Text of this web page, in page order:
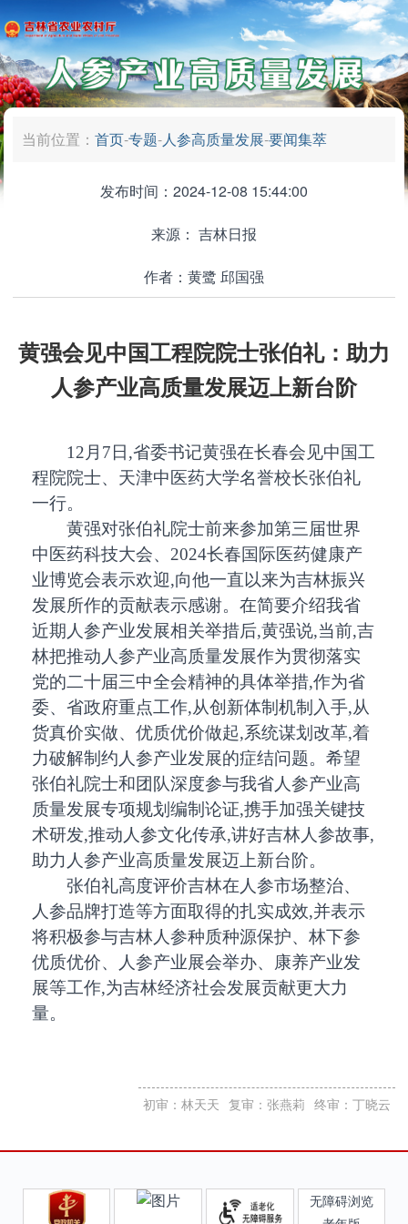
当前位置：首页-专题-人参高质量发展-要闻集萃
发布时间：2024-12-08 15:44:00
来源： 吉林日报
作者：黄鹭 邱国强
黄强会见中国工程院院士张伯礼：助力
人参产业高质量发展迈上新台阶
12月7日,省委书记黄强在长春会见中国工
程院院士、天津中医药大学名誉校长张伯礼
一行。
黄强对张伯礼院士前来参加第三届世界
中医药科技大会、2024长春国际医药健康产
业博览会表示欢迎,向他一直以来为吉林振兴
发展所作的贡献表示感谢。在简要介绍我省
近期人参产业发展相关举措后,黄强说,当前,吉
林把推动人参产业高质量发展作为贯彻落实
党的二十届三中全会精神的具体举措,作为省
委、省政府重点工作,从创新体制机制入手,从
货真价实做、优质优价做起,系统谋划改革,着
力破解制约人参产业发展的症结问题。希望
张伯礼院士和团队深度参与我省人参产业高
质量发展专项规划编制论证,携手加强关键技
术研发,推动人参文化传承,讲好吉林人参故事,
助力人参产业高质量发展迈上新台阶。
张伯礼高度评价吉林在人参市场整治、
人参品牌打造等方面取得的扎实成效,并表示
将积极参与吉林人参种质种源保护、林下参
优质优价、人参产业展会举办、康养产业发
展等工作,为吉林经济社会发展贡献更大力
量。
初审：林天天 复审：张燕莉 终审：丁晓云
无障碍浏览